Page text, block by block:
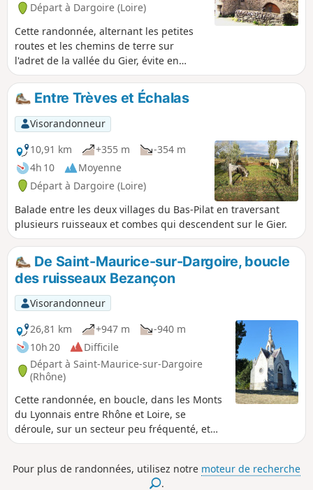
Départ à Dargoire (Loire)
Cette randonnée, alternant les petites
routes et les chemins de terre sur
l'adret de la vallée du Gier, évite en
grande partie les fondrières boueuses,
et profite d'une exposition plein Sud, ce
qui la rend plus appréciable en hiver.
Depuis Dargoire, charmant petit bourg
médiéval, le parcours s'oriente Ouest, il
franchit le vallon du Bezançon sur le
rustique pont de pierre de la Roussilière
et, après un détour à la cascade,
remonte sur le Village de Saint-Joseph.
Il longe le haut du parc zoologique de
Saint-Martin-la-Plaine, puis passe
devant la petite chapelle de la Cula,
avant de traverser le hameau de
Tarévieux. Il descend sur Chagnon, se
dirige vers l'Est pour longer la Durèze et
passer sous son remarquable pont
romain. Il remonte sur Genilac, traverse
le vallon du Féloin, puis dévale sur Les
Peschures d'où il grimpe au Grand Bief.
À La Renavelière, il s'élève, à travers
bois, dans le vallon du Bezançon et, par
La Roussilière, gagne Tartaras, puis
plonge sur Dargoire.
Entre Trèves et Échalas
Visorandonneur
10,91 km
+355 m
-354 m
4h 10
Moyenne
Départ à Dargoire (Loire)
Balade entre les deux villages du Bas-Pilat en traversant
plusieurs ruisseaux et combes qui descendent sur le Gier.
De Saint-Maurice-sur-Dargoire, boucle
des ruisseaux Bezançon
Visorandonneur
26,81 km
+947 m
-940 m
10h 20
Difficile
Départ à Saint-Maurice-sur-Dargoire
(Rhône)
Cette randonnée, en boucle, dans les Monts
du Lyonnais entre Rhône et Loire, se
déroule, sur un secteur peu fréquenté, et
plutôt secret, autour des vallons du
Bezançon et le Petit Bezançon, en passant
par de rares hameaux isolés. Elle permet de
Pour plus de randonnées, utilisez notre moteur de recherche
.